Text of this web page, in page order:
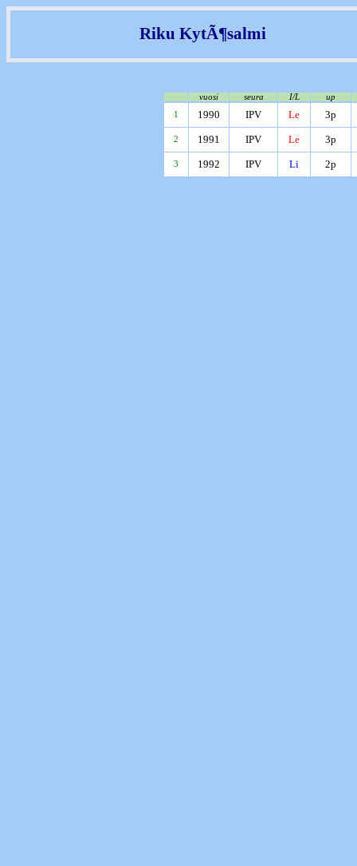
Riku KytÃ¶salmi
vuosi seura I/L
up
1
1990 IPV Le 3p
2 1991 IPV Le 3p
3 1992 IPV Li 2p